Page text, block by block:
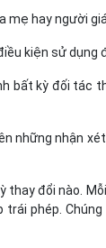
hay người
kiện sử dụng
kỳ đối tác
nhận
đổi nào.
phép.